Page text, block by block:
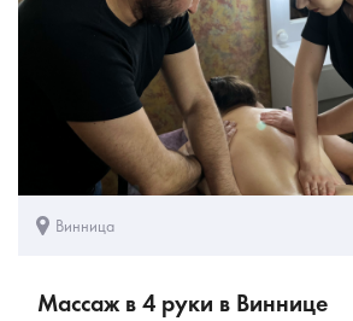
Винница
Массаж в 4 руки в Виннице